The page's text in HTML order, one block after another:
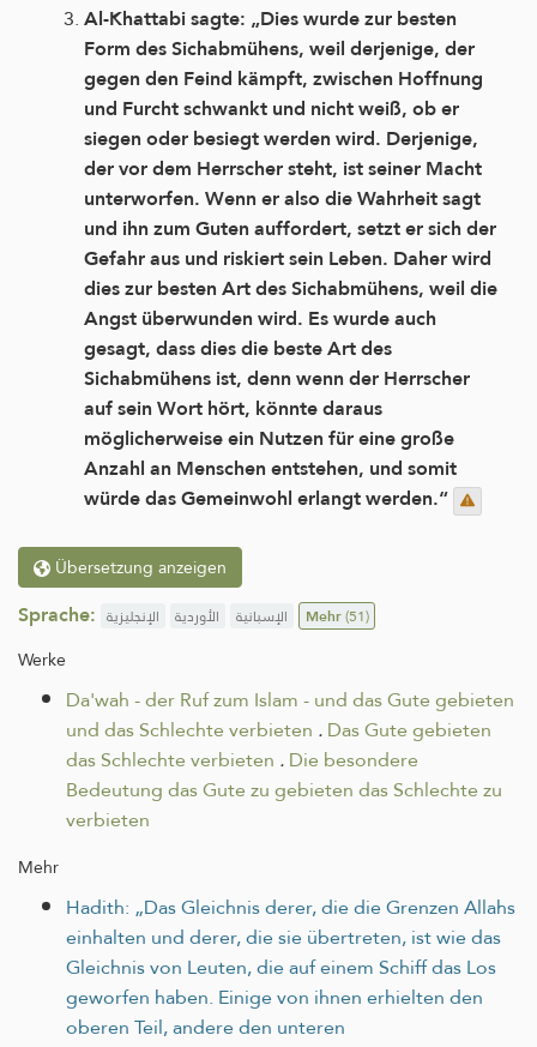
Al-Khattabi sagte: „Dies wurde zur besten
Form des Sichabmühens, weil derjenige, der
gegen den Feind kämpft, zwischen Hoffnung
und Furcht schwankt und nicht weiß, ob er
siegen oder besiegt werden wird. Derjenige,
der vor dem Herrscher steht, ist seiner Macht
unterworfen. Wenn er also die Wahrheit sagt
und ihn zum Guten auffordert, setzt er sich der
Gefahr aus und riskiert sein Leben. Daher wird
dies zur besten Art des Sichabmühens, weil die
Angst überwunden wird. Es wurde auch
gesagt, dass dies die beste Art des
Sichabmühens ist, denn wenn der Herrscher
auf sein Wort hört, könnte daraus
möglicherweise ein Nutzen für eine große
Anzahl an Menschen entstehen, und somit
würde das Gemeinwohl erlangt werden.“
Übersetzung anzeigen
Sprache: الإنجليزية الأوردية الإسبانية Mehr(51)
Werke
Da'wah - der Ruf zum Islam - und das Gute gebieten
und das Schlechte verbieten .Das Gute gebieten
das Schlechte verbieten .Die besondere
Bedeutung das Gute zu gebieten das Schlechte zu
verbieten
Mehr
Hadith: „Das Gleichnis derer, die die Grenzen Allahs
einhalten und derer, die sie übertreten, ist wie das
Gleichnis von Leuten, die auf einem Schiff das Los
geworfen haben. Einige von ihnen erhielten den
oberen Teil, andere den unteren